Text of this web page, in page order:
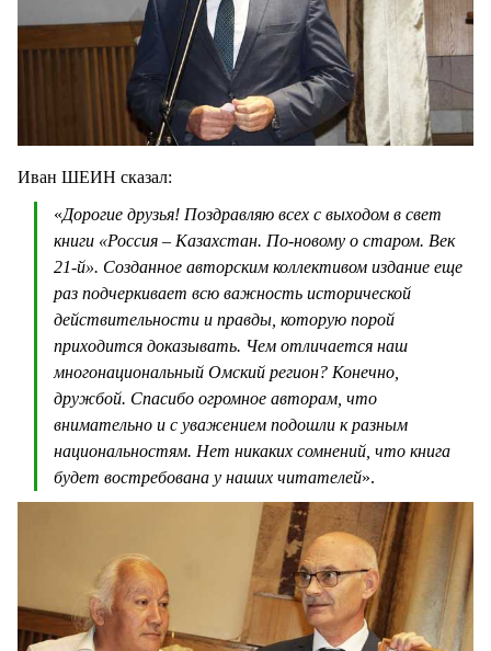
Иван ШЕИН сказал:
«Дорогие друзья! Поздравляю всех с выходом в свет
книги «Россия – Казахстан. По-новому о старом. Век
21-й». Созданное авторским коллективом издание еще
раз подчеркивает всю важность исторической
действительности и правды, которую порой
приходится доказывать. Чем отличается наш
многонациональный Омский регион? Конечно,
дружбой. Спасибо огромное авторам, что
внимательно и с уважением подошли к разным
национальностям. Нет никаких сомнений, что книга
будет востребована у наших читателей».